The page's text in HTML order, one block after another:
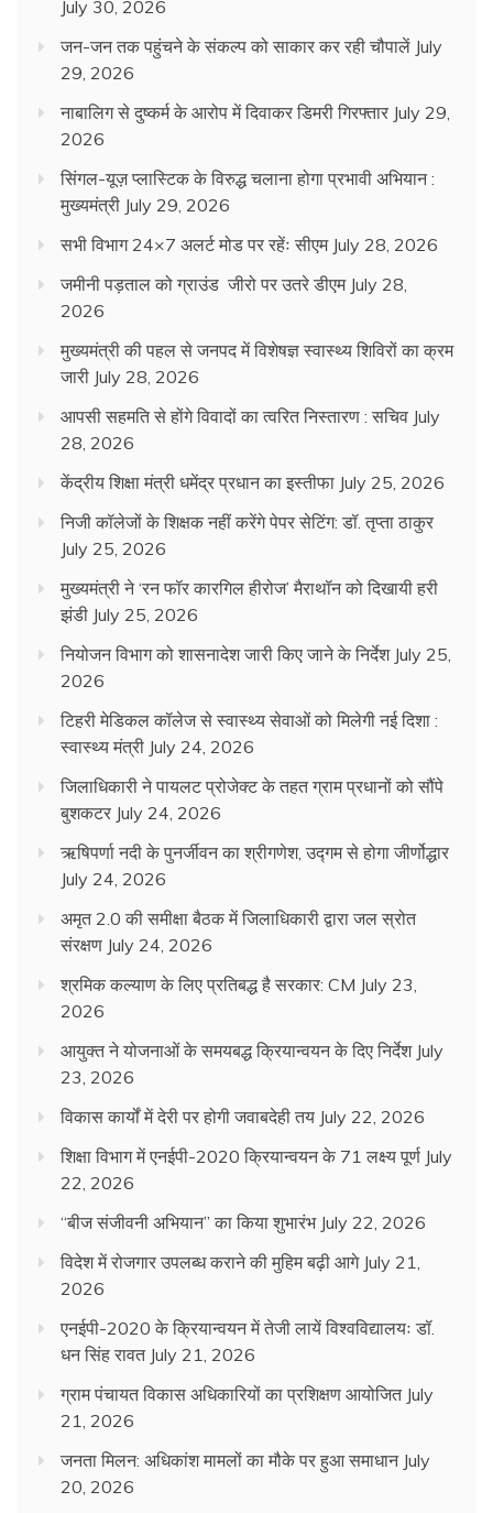
July 30, 2026
जन-जन तक पहुंचने के संकल्प को साकार कर रही चौपालें July
29, 2026
नाबालिग से दुष्कर्म के आरोप में दिवाकर डिमरी गिरफ्तार July 29,
2026
सिंगल-यूज़ प्लास्टिक के विरुद्ध चलाना होगा प्रभावी अभियान :
मुख्यमंत्री July 29, 2026
सभी विभाग 24×7 अलर्ट मोड पर रहेंः सीएम July 28, 2026
जमीनी पड़ताल को ग्राउंड जीरो पर उतरे डीएम July 28,
2026
मुख्यमंत्री की पहल से जनपद में विशेषज्ञ स्वास्थ्य शिविरों का क्रम
जारी July 28, 2026
आपसी सहमति से होंगे विवादों का त्वरित निस्तारण : सचिव July
28, 2026
केंद्रीय शिक्षा मंत्री धमेंद्र प्रधान का इस्तीफा July 25, 2026
निजी कॉलेजों के शिक्षक नहीं करेंगे पेपर सेटिंग: डॉ. तृप्ता ठाकुर
July 25, 2026
मुख्यमंत्री ने ‘रन फॉर कारगिल हीरोज’ मैराथॉन को दिखायी हरी
झंडी July 25, 2026
नियोजन विभाग को शासनादेश जारी किए जाने के निर्देश July 25,
2026
टिहरी मेडिकल कॉलेज से स्वास्थ्य सेवाओं को मिलेगी नई दिशा :
स्वास्थ्य मंत्री July 24, 2026
जिलाधिकारी ने पायलट प्रोजेक्ट के तहत ग्राम प्रधानों को सौंपे
बुशकटर July 24, 2026
ऋषिपर्णा नदी के पुनर्जीवन का श्रीगणेश, उद्गम से होगा जीर्णोद्धार
July 24, 2026
अमृत 2.0 की समीक्षा बैठक में जिलाधिकारी द्वारा जल स्रोत
संरक्षण July 24, 2026
श्रमिक कल्याण के लिए प्रतिबद्ध है सरकार: CM July 23,
2026
आयुक्त ने योजनाओं के समयबद्ध क्रियान्वयन के दिए निर्देश July
23, 2026
विकास कार्यों में देरी पर होगी जवाबदेही तय July 22, 2026
शिक्षा विभाग में एनईपी-2020 क्रियान्वयन के 71 लक्ष्य पूर्ण July
22, 2026
“बीज संजीवनी अभियान” का किया शुभारंभ July 22, 2026
विदेश में रोजगार उपलब्ध कराने की मुहिम बढ़ी आगे July 21,
2026
एनईपी-2020 के क्रियान्वयन में तेजी लायें विश्वविद्यालयः डॉ.
धन सिंह रावत July 21, 2026
ग्राम पंचायत विकास अधिकारियों का प्रशिक्षण आयोजित July
21, 2026
जनता मिलन: अधिकांश मामलों का मौके पर हुआ समाधान July
20, 2026